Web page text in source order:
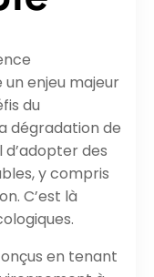
enjeu majeur
du
dégradation de
d’adopter des
y compris
C’est là
en tenant